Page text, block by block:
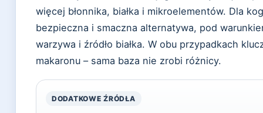
więcej błonnika, białka i mikroelementów. Dla
bezpieczna i smaczna alternatywa, pod
warzywa i źródło białka. W obu przypadkach
makaronu – sama baza nie zrobi różnicy.
DODATKOWE ŹRÓDŁA